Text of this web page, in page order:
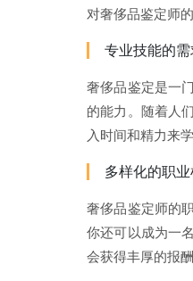
对奢侈品鉴定师
专业技能的
奢侈品鉴定是一
的能力。随着人
入时间和精力来
多样化的职
奢侈品鉴定师的
你还可以成为一
会获得丰厚的报